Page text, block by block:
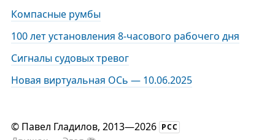
Компасные румбы
100 лет установления 8-часового рабочего дня
Сигналы судовых тревог
Новая виртуальная ОСь — 10.06.2025
© Павел Гладилов, 2013—2026 РСС